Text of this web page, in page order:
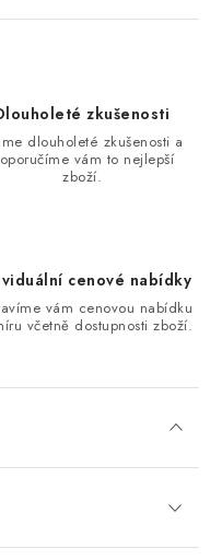
zkušenosti
dlouholeté zkušenosti a
vám to nejlepší
zboží.
cenové nabídky
vám cenovou nabídku
včetně dostupnosti zboží.